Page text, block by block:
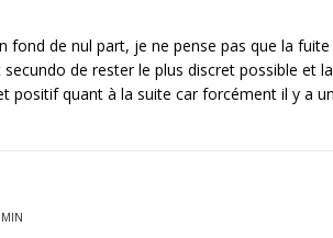
fond de nul part, je ne pense pas que la
de rester le plus discret possible et
positif quant à la suite car forcément il y a